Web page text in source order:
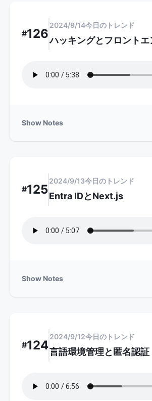
#126
2024/9/14今日のトレンド
ハッキングとフロントエ
Show Notes
#125
2024/9/13今日のトレンド
Entra IDとNext.js
Show Notes
#124
2024/9/12今日のトレンド
言語環境管理と匿名認証